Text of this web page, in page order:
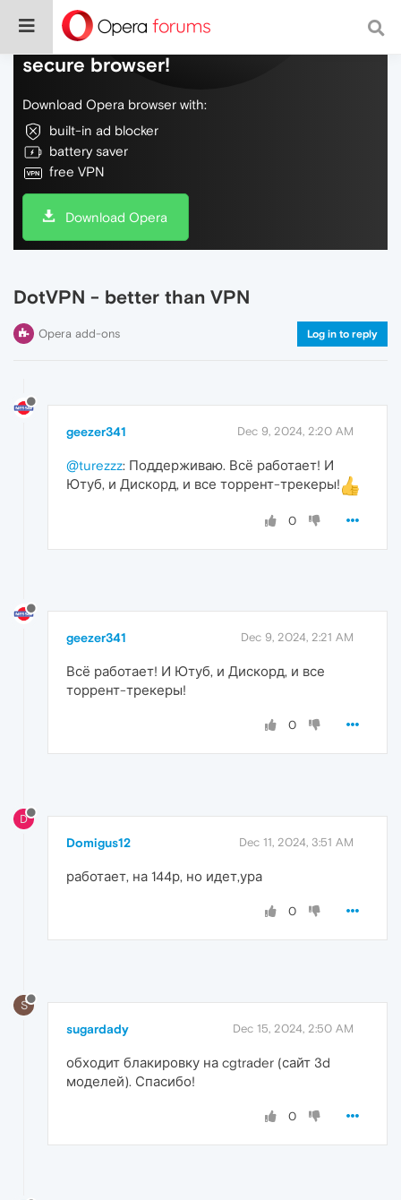
Do more on the web, with a fast and
secure browser!
Download Opera browser with:
built-in ad blocker
battery saver
free VPN
Download Opera
DotVPN - better than VPN
Opera add-ons Log in to reply
geezer341 Dec 9, 2024, 2:20 AM
@turezzz: Поддерживаю. Всё работает! И
Ютуб, и Дискорд, и все торрент-трекеры!
0
geezer341 Dec 9, 2024, 2:21 AM
Всё работает! И Ютуб, и Дискорд, и все
торрент-трекеры!
0
D
Domigus12 Dec 11, 2024, 3:51 AM
работает, на 144р, но идет,ура
0
S
sugardady Dec 15, 2024, 2:50 AM
обходит блакировку на cgtrader (сайт 3d
моделей). Спасибо!
0